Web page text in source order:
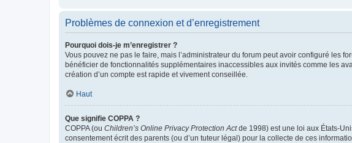
Problèmes de connexion et d’enregistrement
Pourquoi dois-je m’enregistrer ?
Vous pouvez ne pas le faire, mais l’administrateur du forum peut avoir configuré les
bénéficier de fonctionnalités supplémentaires inaccessibles aux invités comme les
création d’un compte est rapide et vivement conseillée.
Haut
Que signifie COPPA ?
COPPA (ou Children’s Online Privacy Protection Actde 1998) est une loi aux États-
consentement écrit des parents (ou d’un tuteur légal) pour la collecte de ces